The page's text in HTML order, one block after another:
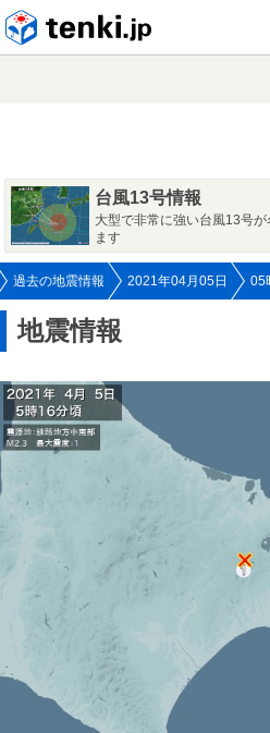
台風13号情報
大型で非常に強い台風13号
ます
過去の地震情報 2021年04月05日 05
地震情報